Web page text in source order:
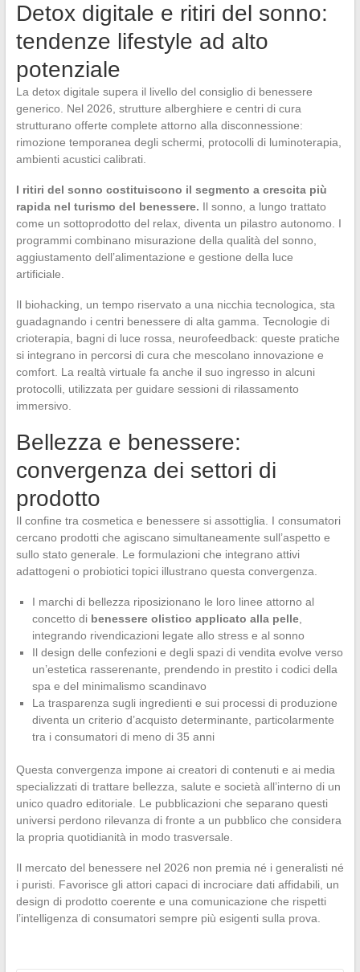
Detox digitale e ritiri del sonno:
tendenze lifestyle ad alto
potenziale
La detox digitale supera il livello del consiglio di benessere
generico. Nel 2026, strutture alberghiere e centri di cura
strutturano offerte complete attorno alla disconnessione:
rimozione temporanea degli schermi, protocolli di luminoterapia,
ambienti acustici calibrati.
I ritiri del sonno costituiscono il segmento a crescita più
rapida nel turismo del benessere. Il sonno, a lungo trattato
come un sottoprodotto del relax, diventa un pilastro autonomo. I
programmi combinano misurazione della qualità del sonno,
aggiustamento dell’alimentazione e gestione della luce
artificiale.
Il biohacking, un tempo riservato a una nicchia tecnologica, sta
guadagnando i centri benessere di alta gamma. Tecnologie di
crioterapia, bagni di luce rossa, neurofeedback: queste pratiche
si integrano in percorsi di cura che mescolano innovazione e
comfort. La realtà virtuale fa anche il suo ingresso in alcuni
protocolli, utilizzata per guidare sessioni di rilassamento
immersivo.
Bellezza e benessere:
convergenza dei settori di
prodotto
Il confine tra cosmetica e benessere si assottiglia. I consumatori
cercano prodotti che agiscano simultaneamente sull’aspetto e
sullo stato generale. Le formulazioni che integrano attivi
adattogeni o probiotici topici illustrano questa convergenza.
I marchi di bellezza riposizionano le loro linee attorno al
concetto di benessere olistico applicato alla pelle,
integrando rivendicazioni legate allo stress e al sonno
Il design delle confezioni e degli spazi di vendita evolve verso
un’estetica rasserenante, prendendo in prestito i codici della
spa e del minimalismo scandinavo
La trasparenza sugli ingredienti e sui processi di produzione
diventa un criterio d’acquisto determinante, particolarmente
tra i consumatori di meno di 35 anni
Questa convergenza impone ai creatori di contenuti e ai media
specializzati di trattare bellezza, salute e società all’interno di un
unico quadro editoriale. Le pubblicazioni che separano questi
universi perdono rilevanza di fronte a un pubblico che considera
la propria quotidianità in modo trasversale.
Il mercato del benessere nel 2026 non premia né i generalisti né
i puristi. Favorisce gli attori capaci di incrociare dati affidabili, un
design di prodotto coerente e una comunicazione che rispetti
l’intelligenza di consumatori sempre più esigenti sulla prova.